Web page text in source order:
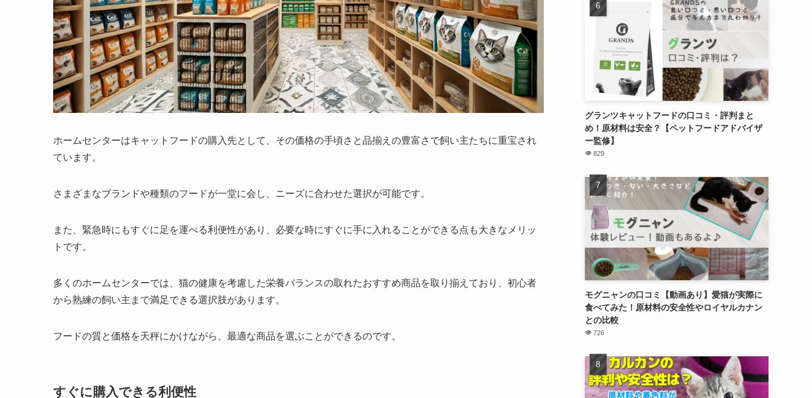
ホームセンターはキャットフードの購入先として、その価格の手頃さと品揃えの豊富さで飼い主たちに重宝され
ています。
さまざまなブランドや種類のフードが一堂に会し、ニーズに合わせた選択が可能です。
また、緊急時にもすぐに足を運べる利便性があり、必要な時にすぐに手に入れることができる点も大きなメリッ
トです。
多くのホームセンターでは、猫の健康を考慮した栄養バランスの取れたおすすめ商品を取り揃えており、初心者
から熟練の飼い主まで満足できる選択肢があります。
フードの質と価格を天秤にかけながら、最適な商品を選ぶことができるのです。
すぐに購入できる利便性
グランツキャットフードの口コミ・評判まと
め！原材料は安全？【ペットフードアドバイザ
ー監修】
829
モグニャンの口コミ【動画あり】愛猫が実際に
食べてみた！原材料の安全性やロイヤルカナン
との比較
726